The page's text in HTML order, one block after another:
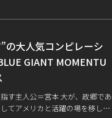
の大人気コンピレーシ
GIANT MOMENTU
す主人公＝宮本 大が、故郷であ
てアメリカと活躍の場を移しな